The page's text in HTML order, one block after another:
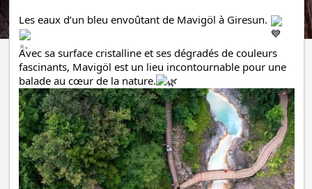
Les eaux d’un bleu envoûtant de Mavigöl à Giresun.
Avec sa surface cristalline et ses dégradés de couleurs
fascinants, Mavigöl est un lieu incontournable pour une
balade au cœur de la nature.